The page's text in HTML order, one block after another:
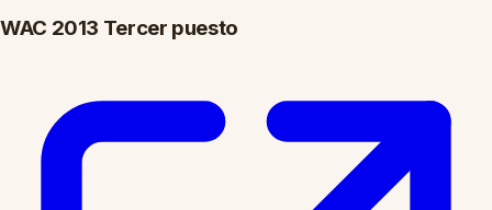
WAC 2013 Tercer puesto